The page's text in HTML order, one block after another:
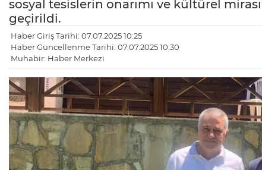
sosyal tesislerin onarımı ve kültürel
geçirildi.
Haber Giriş Tarihi: 07.07.2025 10:25
Haber Güncellenme Tarihi: 07.07.2025 10:30
Muhabir: Haber Merkezi